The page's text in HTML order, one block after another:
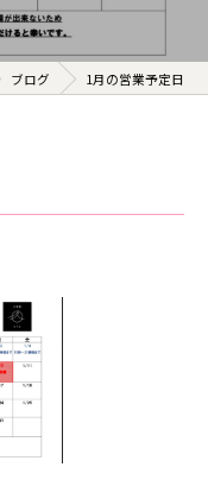
ブログ 1月の営業予定日